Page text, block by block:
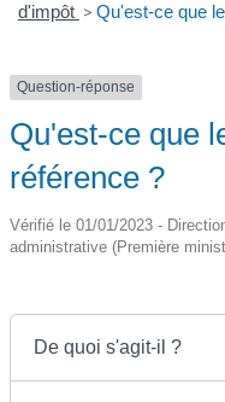
d'impôt > Qu'est-ce que
Question-réponse
Qu'est-ce que
référence ?
Vérifié le 01/01/2023 -
administrative (Première
De quoi s'agit-il ?